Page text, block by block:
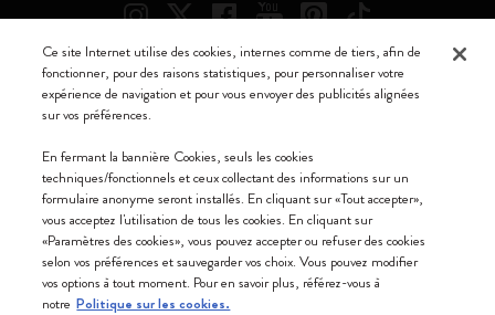
Nous acceptons
Moleskine ® est une marque enregistrée de Moleskine Srl a socio unico
Italia - P. IVA / CCIAA n. 07234480965 - REA MI 1945400 - Cap.
Soc. €2.181.513,42
Ce site Internet utilise des cookies, internes comme de tiers, afin de
fonctionner, pour des raisons statistiques, pour personnaliser votre
expérience de navigation et pour vous envoyer des publicités alignées
sur vos préférences.
En fermant la bannière Cookies, seuls les cookies
techniques/fonctionnels et ceux collectant des informations sur un
formulaire anonyme seront installés. En cliquant sur «Tout accepter»,
vous acceptez l'utilisation de tous les cookies. En cliquant sur
«Paramètres des cookies», vous pouvez accepter ou refuser des cookies
selon vos préférences et sauvegarder vos choix. Vous pouvez modifier
vos options à tout moment. Pour en savoir plus, référez-vous à
notre Politique sur les cookies.